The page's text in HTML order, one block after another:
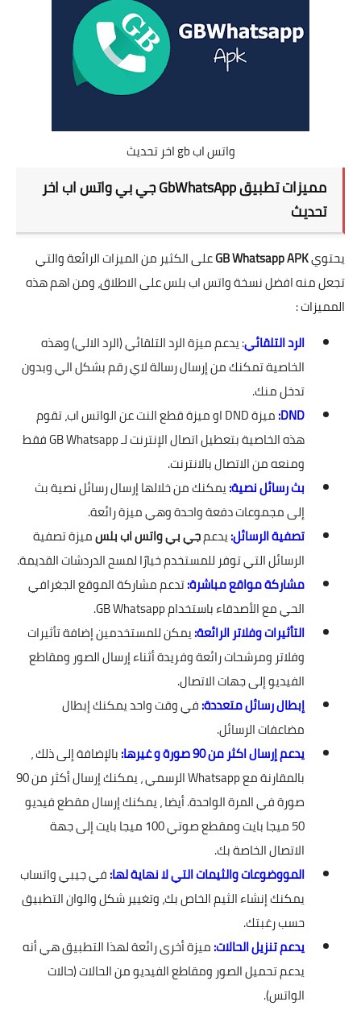
واتس اب gb اخر تحديث
مميزات تطبيق GbWhatsApp جي بي واتس اب اخر
تحديث
يحتويGB Whatsapp APKعلى الكثير من الميزات الرائعة والتي
تجعل منه افضل نسخة واتس اب بلس على الاطلاق، ومن اهم هذه
المميزات :
الرد التلقائي: يدعم ميزة الرد التلقائي (الرد الالي) وهذه
الخاصية تمكنك من إرسال رسالة لاي رقم بشكل الي وبدون
تدخل منك.
DND:
ميزة DND او ميزة قطع النت عن الواتس اب، تقوم
هذه الخاصية بتعطيل اتصال الإنترنت لـ GB Whatsapp فقط
ومنعه من الاتصال بالانترنت.
بث رسائل نصية:يمكنك من خلالها إرسال رسائل نصية بث
إلى مجموعات دفعة واحدة وهي ميزة رائعة.
تصفية الرسائل:يدعمجي بي واتس اب بلسميزة تصفية
الرسائل التي توفر للمستخدم خيارًا لمسح الدردشات القديمة.
مشاركة مواقع مباشرة:تدعم مشاركة الموقع الجغرافي
الحي مع الأصدقاء باستخدام GB Whatsapp.
التأثيرات وفلاتر الرائعة:يمكن للمستخدمين إضافة تأثيرات
وفلاتر ومرشحات رائعة وفريدة أثناء إرسال الصور ومقاطع
الفيديو إلى جهات الاتصال.
إبطال رسائل متعددة:في وقت واحد يمكنك إبطال
مضاعفات الرسائل.
يدعم إرسال اكثر من 90 صورة و غيرها:
بالإضافة إلى ذلك ،
بالمقارنة مع Whatsapp الرسمي ، يمكنك إرسال أكثر من 90
صورة في المرة الواحدة. أيضا ، يمكنك إرسال مقطع فيديو
50 ميجا بايت ومقطع صوتي 100 ميجا بايت إلى جهة
الاتصال الخاصة بك.
المووضوعات والثيمات التي لا نهاية لها:في جيبي واتساب
يمكنك إنشاء الثيم الخاص بك، وتغيير شكل والوان التطبيق
حسب رغبتك.
يدعم تنزيل الحالات:ميزة أخرى رائعة لهذا التطبيق هي أنه
يدعم تحميل الصور ومقاطع الفيديو من الحالات (حالات
الواتس).